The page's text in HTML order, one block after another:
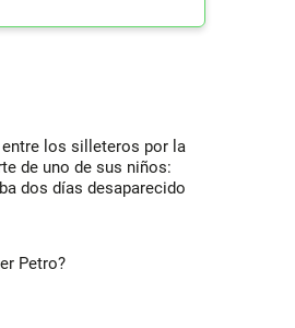
los silleteros por la
de uno de sus niños:
dos días desaparecido
Petro?